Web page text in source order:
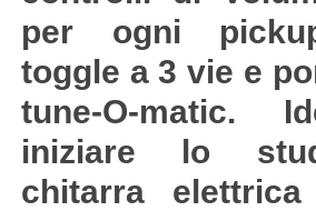
per ogni
toggle a 3 vie e
tune-O-matic.
iniziare lo
chitarra